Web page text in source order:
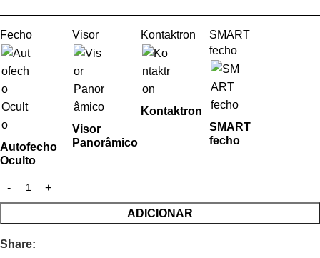
Fecho
Autofecho
Oculto
Visor
Visor
Panorâmico
Kontaktron
Kontaktron
SMART
fecho
SMART
fecho
ADICIONAR
Share: